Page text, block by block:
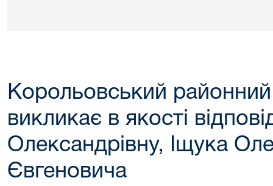
Корольовський
викликає в якості
Олександрівну, Іщука
Євгеновича